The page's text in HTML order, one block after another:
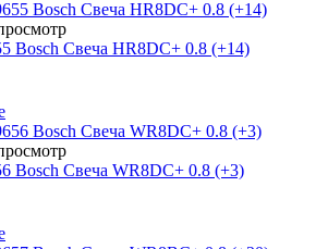
Bosch Свеча HR8DC+ 0.8 (+14)
Bosch Свеча WR8DC+ 0.8 (+3)